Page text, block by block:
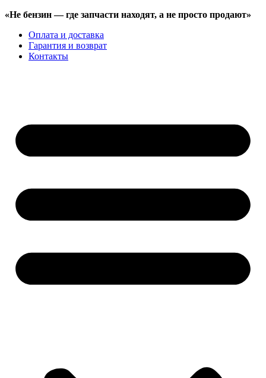
«Не бензин —где запчасти находят, а не просто продают»
Оплата и доставка
Гарантия и возврат
Контакты